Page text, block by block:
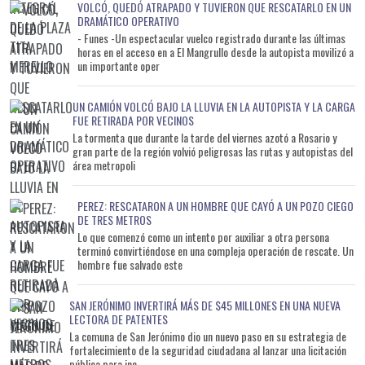
VOLCÓ, QUEDÓ ATRAPADO Y TUVIERON QUE RESCATARLO EN UN
DRAMÁTICO OPERATIVO
- Funes -Un espectacular vuelco registrado durante las últimas
horas en el acceso en a El Mangrullo desde la autopista movilizó a
un importante oper
UN CAMIÓN VOLCÓ BAJO LA LLUVIA EN LA AUTOPISTA Y LA CARGA
FUE RETIRADA POR VECINOS
La tormenta que durante la tarde del viernes azotó a Rosario y
gran parte de la región volvió peligrosas las rutas y autopistas del
área metropoli
PEREZ: RESCATARON A UN HOMBRE QUE CAYÓ A UN POZO CIEGO
DE TRES METROS
Lo que comenzó como un intento por auxiliar a otra persona
terminó convirtiéndose en una compleja operación de rescate. Un
hombre fue salvado este
SAN JERÓNIMO INVERTIRÁ MÁS DE $45 MILLONES EN UNA NUEVA
LECTORA DE PATENTES
La comuna de San Jerónimo dio un nuevo paso en su estrategia de
fortalecimiento de la seguridad ciudadana al lanzar una licitación